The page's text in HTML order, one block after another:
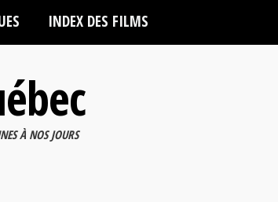
INDEX DES FILMS
À NOS JOURS